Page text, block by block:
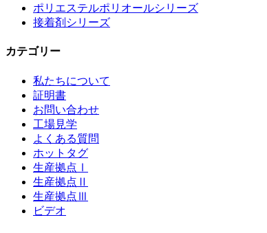
ポリエステルポリオールシリーズ
接着剤シリーズ
カテゴリー
私たちについて
証明書
お問い合わせ
工場見学
よくある質問
ホットタグ
生産拠点Ⅰ
生産拠点Ⅱ
生産拠点Ⅲ
ビデオ